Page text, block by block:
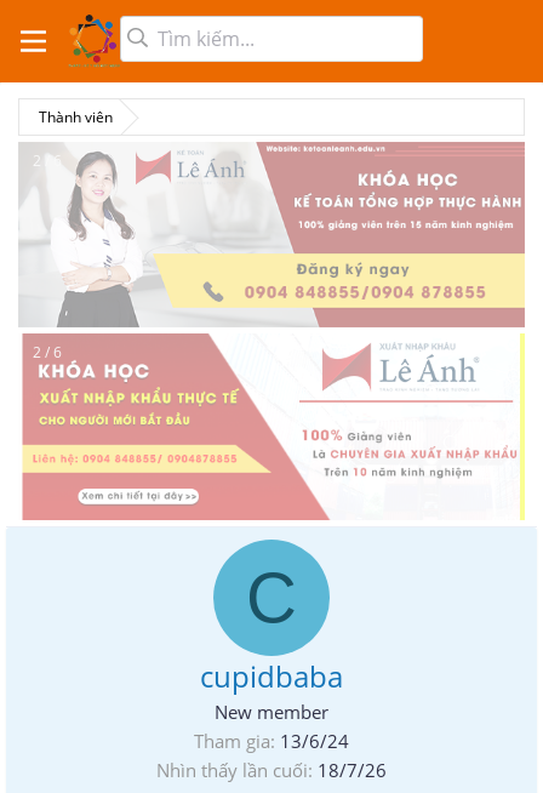
Thành viên
2 / 6
2 / 6
C
cupidbaba
New member
Tham gia 13/6/24
Nhìn thấy lần cuối 18/7/26